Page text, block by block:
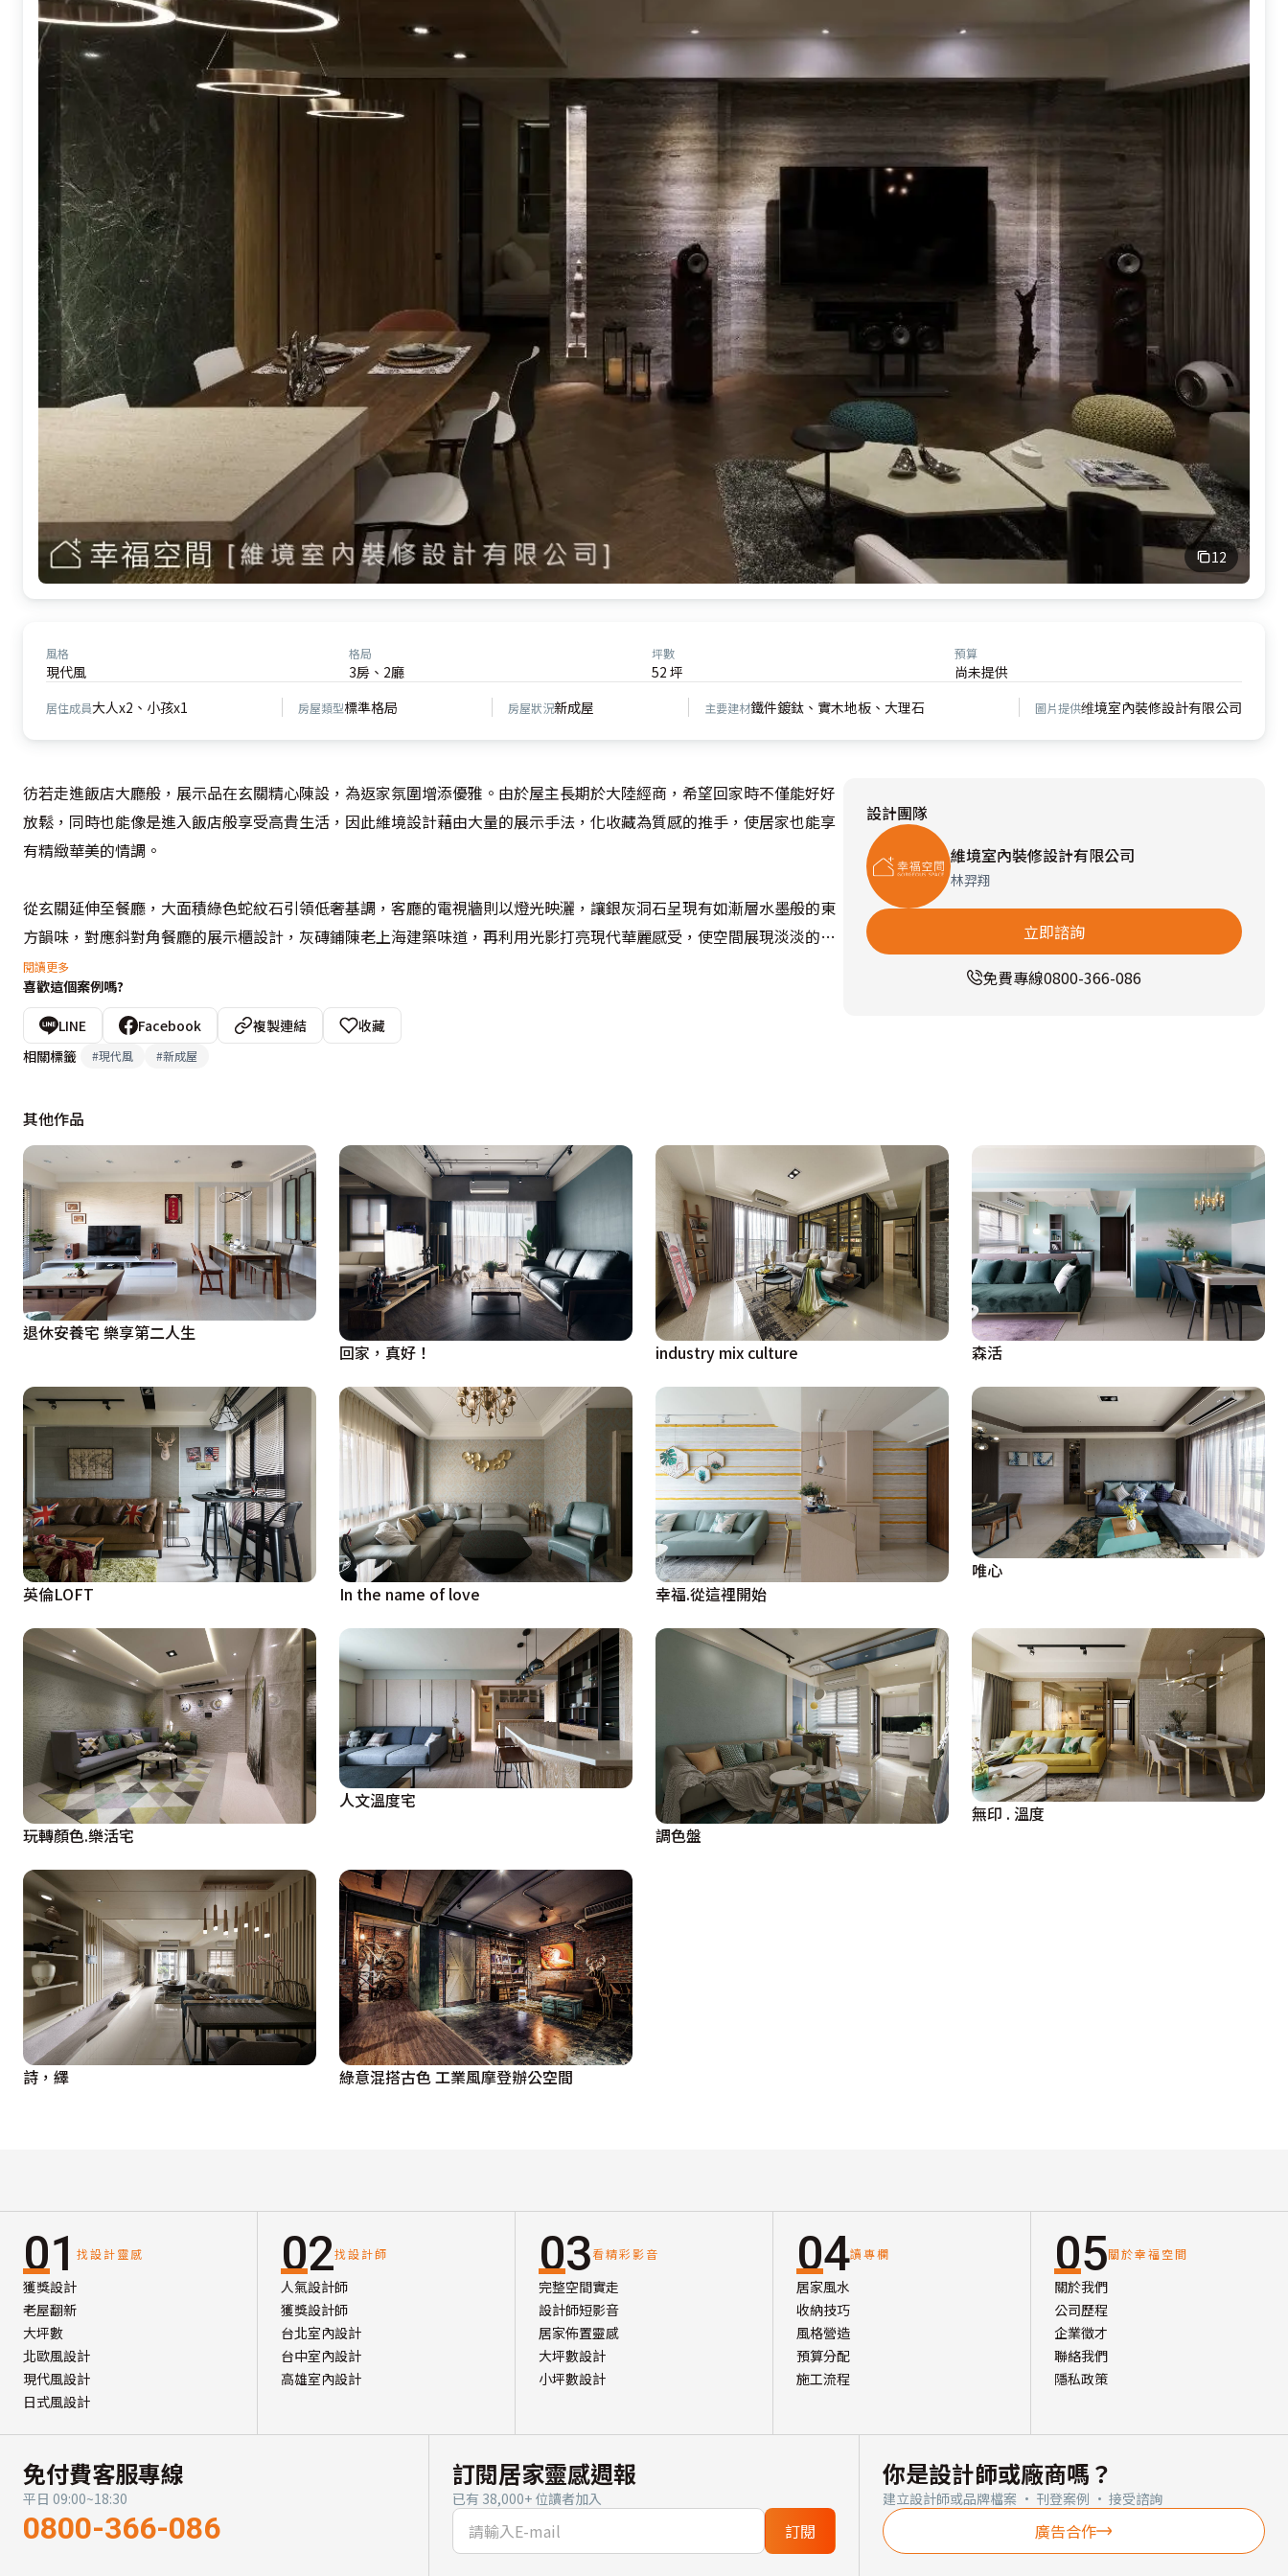
12
風格
現代風
格局
3房、2廳
坪數
52 坪
預算
尚未提供
居住成員大人x2、小孩x1 房屋類型標準格局 房屋狀況新成屋 主要建材鐵件鍍鈦、實木地板、大理石 圖片提供维境室內裝修設計有限公司
彷若走進飯店大廳般，展示品在玄關精心陳設，為返家氛圍增添優雅。由於屋主長期於大陸經商，希望回家時不僅能好好
放鬆，同時也能像是進入飯店般享受高貴生活，因此維境設計藉由大量的展示手法，化收藏為質感的推手，使居家也能享
有精緻華美的情調。
從玄關延伸至餐廳，大面積綠色蛇紋石引領低奢基調，客廳的電視牆則以燈光映灑，讓銀灰洞石呈現有如漸層水墨般的東
方韻味，對應斜對角餐廳的展示櫃設計，灰磚鋪陳老上海建築味道，再利用光影打亮現代華麗感受，使空間展現淡淡的中
式奢華美學。另外，考量到屋主在家時間不長，對於收納需求較低，因此在收藏品的擺設上林羿翔設計師也花費許多心
思，如客廳電視牆左側嵌入展示設計，以及後方書房的大面櫃體，皆以宛如壁龕的形式規劃，滿足屋主整齊陳列的收藏習
慣。
歐風壁燈，經由三面鏡推拉門的折射，彷彿切換時空一般，染上浪漫的西方風情。結合中西式意象，林羿翔設計師不僅完
閱讀更多
喜歡這個案例嗎?
LINE Facebook 複製連結
收藏
相關標籤
#現代風 #新成屋
設計團隊
維境室內裝修設計有限公司
林羿翔
立即諮詢
免費專線0800-366-086
其他作品
退休安養宅 樂享第二人生
回家，真好！
industry mix culture 森活
英倫LOFT In the name of love 幸福.從這裡開始
唯心
玩轉顏色.樂活宅
人文溫度宅
調色盤
無印 . 溫度
詩，繹 綠意混搭古色 工業風摩登辦公空間
01 找設計靈感
獲獎設計
老屋翻新
大坪數
北歐風設計
現代風設計
日式風設計
02找設計師
人氣設計師
獲獎設計師
台北室內設計
台中室內設計
高雄室內設計
03看精彩影音
完整空間實走
設計師短影音
居家佈置靈感
大坪數設計
小坪數設計
04讀專欄
居家風水
收納技巧
風格營造
預算分配
施工流程
05關於幸福空間
關於我們
公司歷程
企業徵才
聯絡我們
隱私政策
免付費客服專線
平日 09:00~18:30
0800-366-086
訂閱居家靈感週報
已有 38,000+ 位讀者加入
訂閱
你是設計師或廠商嗎？
建立設計師或品牌檔案 · 刊登案例 · 接受諮詢
廣告合作